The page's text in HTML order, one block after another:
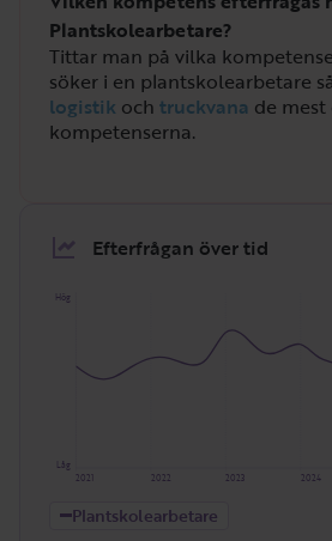
Plantskolearbetare?
Tittar man på vilka
söker i en plantskolearbetare
logistik och truckvana de
kompetenserna.
Efterfrågan över tid
Hög
Låg
2024
2023
2022
2021
Plantskolearbetare